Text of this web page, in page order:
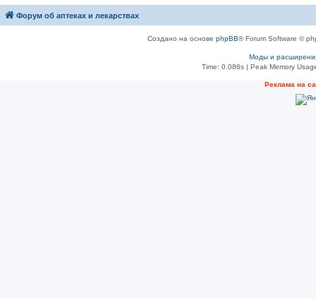
Форум об аптеках и лекарствах
Создано на основе phpBB® Forum Software ©
Моды и
Time: 0.086s| Peak Memory
Рeклама на